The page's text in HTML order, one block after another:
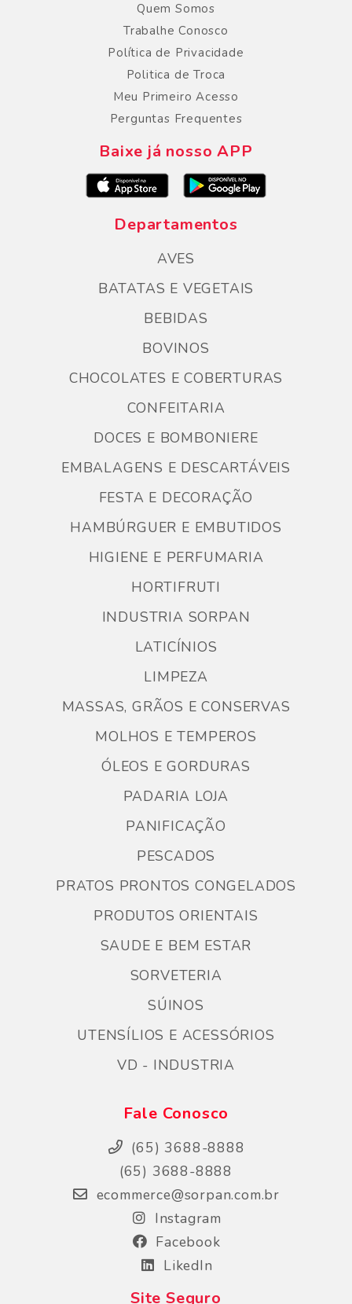
Quem Somos
Trabalhe Conosco
Política de Privacidade
Politica de Troca
Meu Primeiro Acesso
Perguntas Frequentes
Baixe já nosso APP
Departamentos
AVES
BATATAS E VEGETAIS
BEBIDAS
BOVINOS
CHOCOLATES E COBERTURAS
CONFEITARIA
DOCES E BOMBONIERE
EMBALAGENS E DESCARTÁVEIS
FESTA E DECORAÇÃO
HAMBÚRGUER E EMBUTIDOS
HIGIENE E PERFUMARIA
HORTIFRUTI
INDUSTRIA SORPAN
LATICÍNIOS
LIMPEZA
MASSAS, GRÃOS E CONSERVAS
MOLHOS E TEMPEROS
ÓLEOS E GORDURAS
PADARIA LOJA
PANIFICAÇÃO
PESCADOS
PRATOS PRONTOS CONGELADOS
PRODUTOS ORIENTAIS
SAUDE E BEM ESTAR
SORVETERIA
SÚINOS
UTENSÍLIOS E ACESSÓRIOS
VD - INDUSTRIA
Fale Conosco
(65) 3688-8888
(65) 3688-8888
ecommerce@sorpan.com.br
Instagram
Facebook
LikedIn
Site Seguro